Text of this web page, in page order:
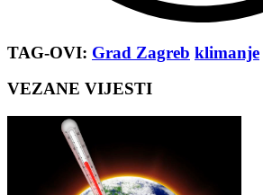
TAG-OVI: Grad Zagreb klimanje
VEZANE VIJESTI